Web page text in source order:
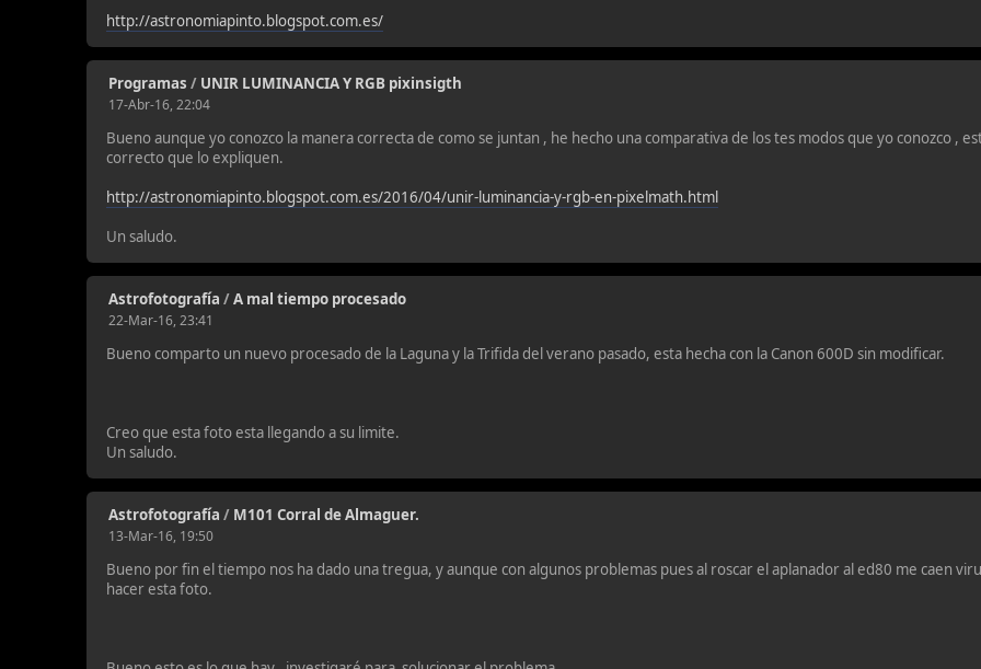
http://astronomiapinto.blogspot.com.es/
Programas / UNIR LUMINANCIA Y RGB pixinsigth
17-Abr-16, 22:04
Bueno aunque yo conozco la manera correcta de como se juntan , he hecho una comparativa de los tes modos que yo conozco ,
correcto que lo expliquen.
http://astronomiapinto.blogspot.com.es/2016/04/unir-luminancia-y-rgb-en-pixelmath.html
Un saludo.
Astrofotografía /A mal tiempo procesado
22-Mar-16, 23:41
Bueno comparto un nuevo procesado de la Laguna y la Trifida del verano pasado, esta hecha con la Canon 600D sin modificar.
Creo que esta foto esta llegando a su limite.
Un saludo.
Astrofotografía / M101 Corral de Almaguer.
13-Mar-16, 19:50
Bueno por fin el tiempo nos ha dado una tregua, y aunque con algunos problemas pues al roscar el aplanador al ed80 me caen
hacer esta foto.